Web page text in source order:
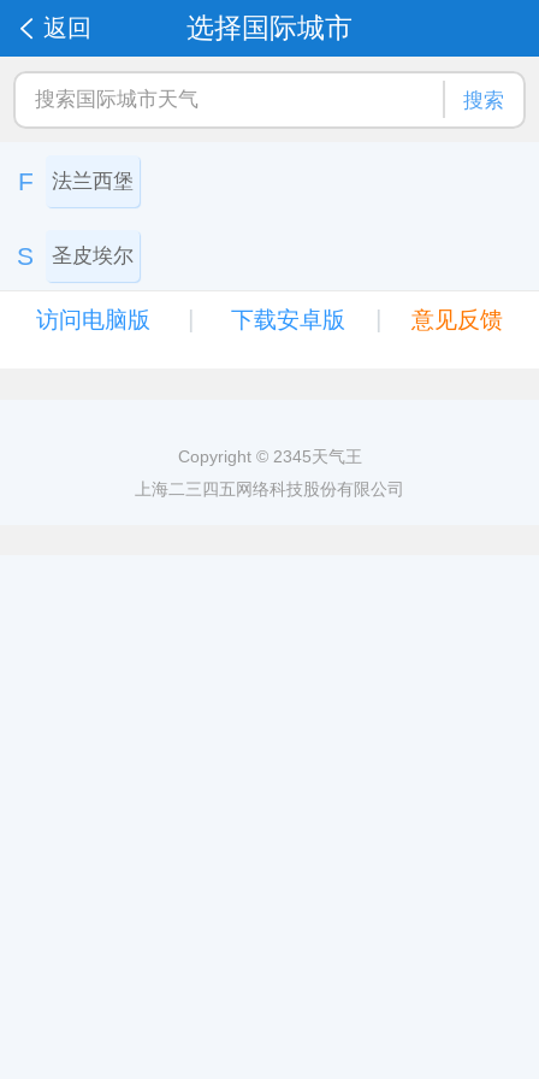
选择国际城市
返回
搜索
F 法兰西堡
S 圣皮埃尔
访问电脑版 | 下载安卓版 | 意见反馈
Copyright © 2345天气王
上海二三四五网络科技股份有限公司